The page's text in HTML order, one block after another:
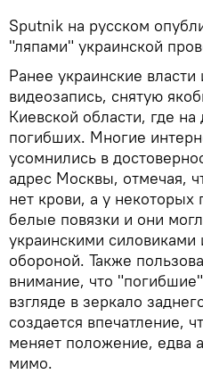
Sputnik на русском
"ляпами" украинской
Ранее украинские
видеозапись, снятую
Киевской области, где
погибших. Многие
усомнились в
адрес Москвы, отмечая,
нет крови, а у некоторых
белые повязки и они
украинскими силовиками
обороной. Также
внимание, что
взгляде в зеркало
создается впечатление,
меняет положение, едва
мимо.